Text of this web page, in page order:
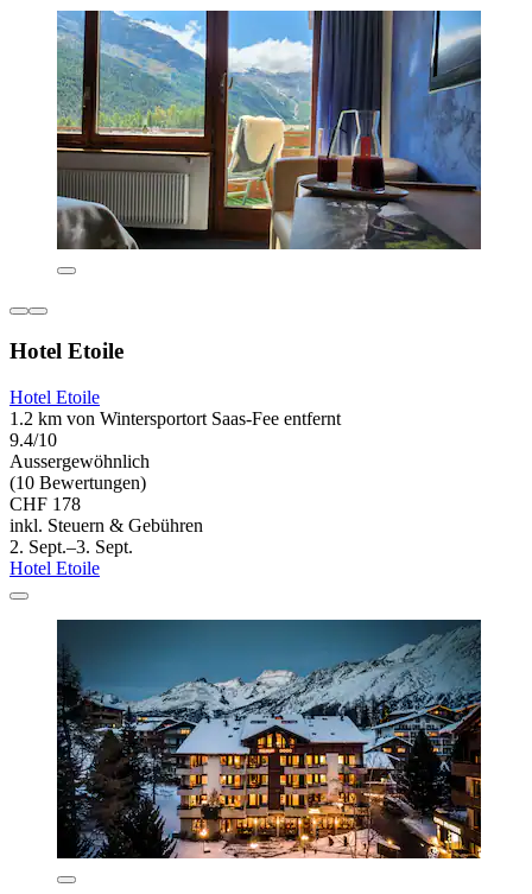
Hotel Etoile
Hotel Etoile
1.2 km von Wintersportort Saas-Fee entfernt
9.4/10
Aussergewöhnlich
(10 Bewertungen)
CHF 178
inkl. Steuern & Gebühren
2. Sept.–3. Sept.
Hotel Etoile